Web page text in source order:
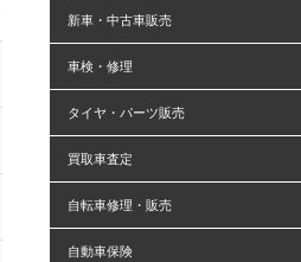
新車・中古車販売
車検・修理
タイヤ・パーツ販売
買取車査定
自転車修理・販売
自動車保険